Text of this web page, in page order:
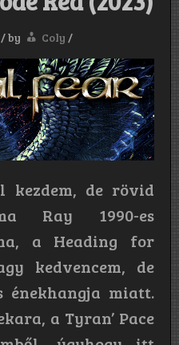
/by Coly /
kezdem, de rövid
Ray 1990-es
a Heading for
kedvencem, de
énekhangja miatt.
a Tyran’ Pace